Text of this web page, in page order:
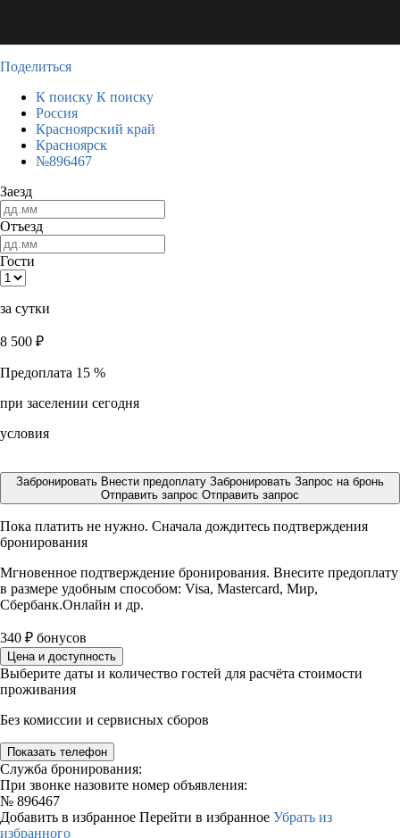
Поделиться
К поиску К поиску
Россия
Красноярский край
Красноярск
№896467
Заезд
Отъезд
Гости
за сутки
8 500 ₽
Предоплата 15 %
при заселении сегодня
условия
Забронировать Внести предоплату Забронировать Запрос на бронь
Отправить запрос Отправить запрос
Пока платить не нужно. Сначала дождитесь подтверждения
бронирования
Мгновенное подтверждение бронирования. Внесите предоплату
в размере удобным способом: Visa, Mastercard, Мир,
Сбербанк.Онлайн и др.
340 ₽ бонусов
Цена и доступность
Выберите даты и количество гостей для расчёта стоимости
проживания
Без комиссии и сервисных сборов
Показать телефон
Служба бронирования:
При звонке назовите номер объявления:
№ 896467
Добавить в избранное Перейти в избранное Убрать из
избранного